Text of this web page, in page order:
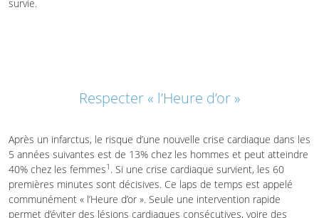
survie.
Respecter « l’Heure d’or »
Après un infarctus, le risque d’une nouvelle crise cardiaque dans les
5 années suivantes est de 13% chez les hommes et peut atteindre
40% chez les femmes1 . Si une crise cardiaque survient, les 60
premières minutes sont décisives. Ce laps de temps est appelé
communément « l’Heure d’or ». Seule une intervention rapide
permet d’éviter des lésions cardiaques consécutives, voire des